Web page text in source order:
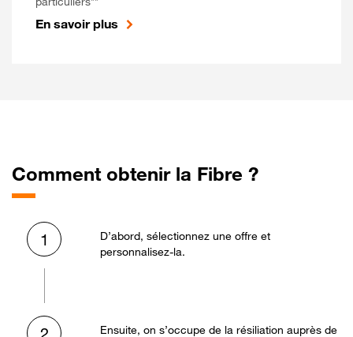
En savoir plus
Comment obtenir la Fibre ?
1
D’abord, sélectionnez une offre et
personnalisez-la.
Ensuite, on s’occupe de la résiliation auprès de